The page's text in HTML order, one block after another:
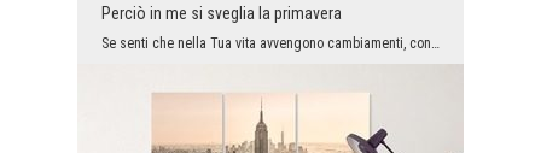
Perciò in me si sveglia la primavera
Se senti che nella Tua vita avvengono cambiamenti, condividerlo con il mondo. Ogni elemento che f...